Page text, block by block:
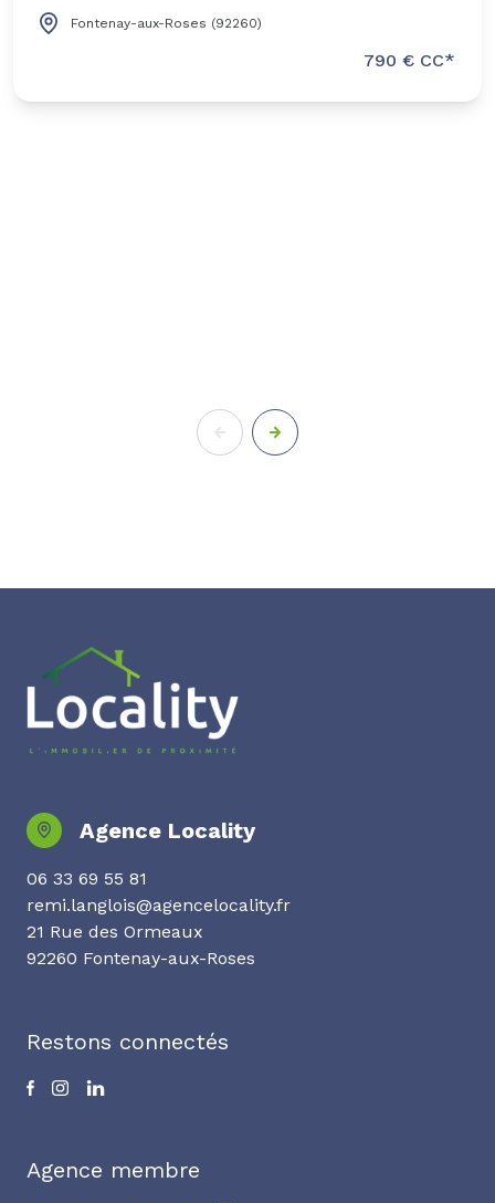
Fontenay-aux-Roses (92260)
790 € CC*
Agence Locality
06 33 69 55 81
remi.langlois@agencelocality.fr
21 Rue des Ormeaux
92260 Fontenay-aux-Roses
Restons connectés
Agence membre